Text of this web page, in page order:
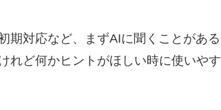
期対応など、まずAIに聞くことがある
れど何かヒントがほしい時に使いやす